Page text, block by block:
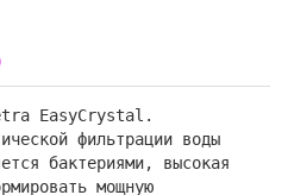
EasyCrystal.
фильтрации воды
бактериями, высокая
мощную